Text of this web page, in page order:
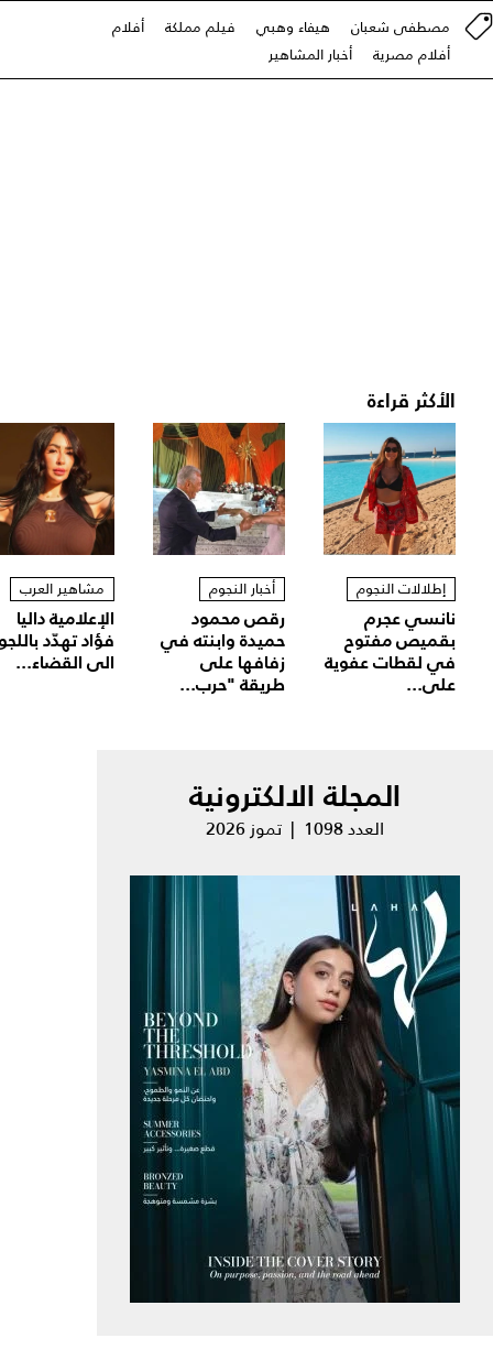
مصطفى شعبان هيفاء وهبي فيلم مملكة
أفلام
أفلام مصرية
أخبار المشاهير
الأكثر قراءة
إطلالات النجوم
نانسي عجرم
بقميص مفتوح
في لقطات عفوية
على...
أخبار النجوم
رقص محمود
حميدة وابنته في
زفافها على
طريقة "حرب...
مشاهير العرب
الإعلامية داليا
فؤاد تهدّد
الى القضاء...
المجلة الالكترونية
العدد 1098 | تموز 2026